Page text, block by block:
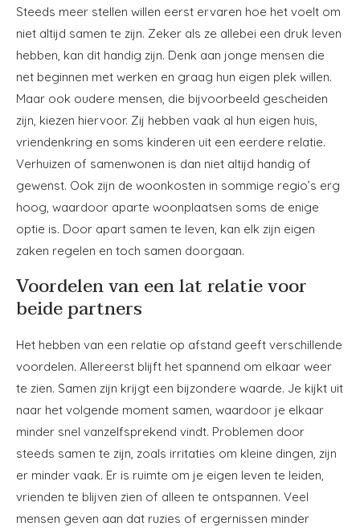
Steeds meer stellen willen eerst ervaren hoe het voelt om
niet altijd samen te zijn. Zeker als ze allebei een druk leven
hebben, kan dit handig zijn. Denk aan jonge mensen die
net beginnen met werken en graag hun eigen plek willen.
Maar ook oudere mensen, die bijvoorbeeld gescheiden
zijn, kiezen hiervoor. Zij hebben vaak al hun eigen huis,
vriendenkring en soms kinderen uit een eerdere relatie.
Verhuizen of samenwonen is dan niet altijd handig of
gewenst. Ook zijn de woonkosten in sommige regio’s erg
hoog, waardoor aparte woonplaatsen soms de enige
optie is. Door apart samen te leven, kan elk zijn eigen
zaken regelen en toch samen doorgaan.
Voordelen van een lat relatie voor
beide partners
Het hebben van een relatie op afstand geeft verschillende
voordelen. Allereerst blijft het spannend om elkaar weer
te zien. Samen zijn krijgt een bijzondere waarde. Je kijkt uit
naar het volgende moment samen, waardoor je elkaar
minder snel vanzelfsprekend vindt. Problemen door
steeds samen te zijn, zoals irritaties om kleine dingen, zijn
er minder vaak. Er is ruimte om je eigen leven te leiden,
vrienden te blijven zien of alleen te ontspannen. Veel
mensen geven aan dat ruzies of ergernissen minder